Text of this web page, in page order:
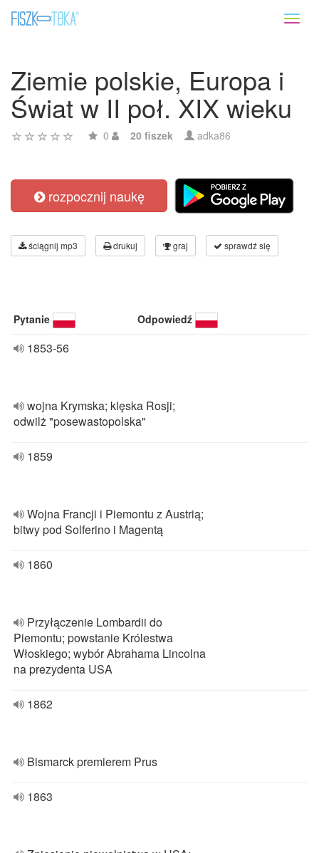
Ziemie polskie, Europa i
Świat w II poł. XIX wieku
0 20 fiszek adka86
rozpocznij naukę
ściągnij mp3 drukuj graj sprawdź się
Pytanie Odpowiedź
1853-56
wojna Krymska; klęska Rosji;
odwilż "posewastopolska"
1859
Wojna Francji i Piemontu z Austrią;
bitwy pod Solferino i Magentą
1860
Przyłączenie Lombardii do
Piemontu; powstanie Królestwa
Włoskiego; wybór Abrahama Lincolna
na prezydenta USA
1862
Bismarck premierem Prus
1863